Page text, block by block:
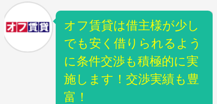
オフ賃貸は借主様が少し
でも安く借りられるよう
に条件交渉も積極的に実
施します！交渉実績も豊
富！